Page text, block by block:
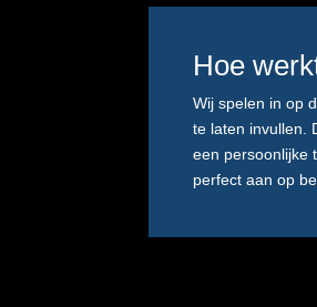
Hoe
Wij spelen in op
te laten invullen.
een persoonlijke
perfect aan op